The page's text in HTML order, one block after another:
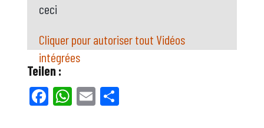
ceci
Cliquer pour autoriser tout Vidéos
intégrées
Teilen :
Facebook
WhatsApp
Email